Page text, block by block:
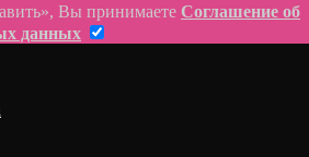
Вы принимаете Соглашение об
данных